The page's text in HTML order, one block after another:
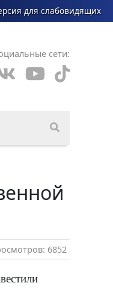
для слабовидящих
сети:
6852